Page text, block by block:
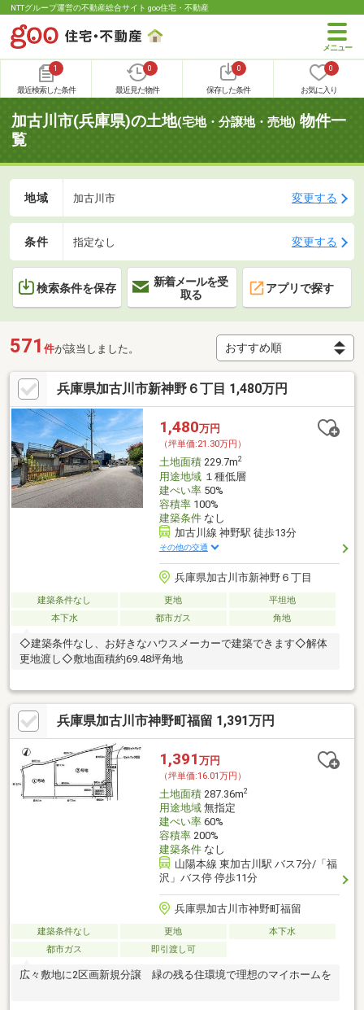
NTTグループ運営の不動産総合サイト goo住宅・不動産
1
最近検索した条件
0
最近見た物件
0
保存した条件
0
お気に入り
加古川市(兵庫県)の土地(宅地・分譲地・売地) 物件一
覧
地域 加古川市 変更する
条件 指定なし 変更する
検索条件を保存
新着メールを受
取る
アプリで探す
571 件が該当しました。
兵庫県加古川市新神野６丁目 1,480万円
1,480万円
（坪単価:21.30万円）
土地面積229.7m2
用途地域１種低層
建ぺい率50%
容積率100%
建築条件なし
加古川線 神野駅 徒歩13分
その他の交通
兵庫県加古川市新神野６丁目
建築条件なし 更地
平坦地
本下水
都市ガス 角地
◇建築条件なし、お好きなハウスメーカーで建築できます◇解体
更地渡し◇敷地面積約69.48坪角地
兵庫県加古川市神野町福留 1,391万円
1,391 万円
（坪単価:16.01万円）
土地面積287.36m2
用途地域無指定
建ぺい率60%
容積率200%
建築条件なし
山陽本線 東加古川駅 バス7分/「福
沢」バス停 停歩11分
兵庫県加古川市神野町福留
建築条件なし 更地
本下水
都市ガス
即引渡し可
広々敷地に2区画新規分譲 緑の残る住環境で理想のマイホームを